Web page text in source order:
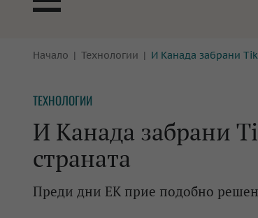
БОРСИ
КРИПТО
БАНКИ
ПАРИТЕ
ЗАСТРАХОВАНЕ
ЕНЕРГЕТИКА
Начало Технологии И Канада забрани
ТЕХНОЛОГИИ
И Канада забрани
страната
Преди дни ЕК прие подобно